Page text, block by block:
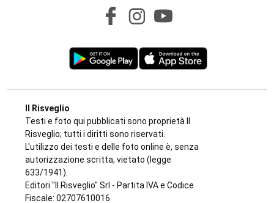
Il Risveglio
Testi e foto qui pubblicati sono proprietà Il
Risveglio; tutti i diritti sono riservati.
L'utilizzo dei testi e delle foto online è, senza
autorizzazione scritta, vietato (legge
633/1941).
Editori "Il Risveglio" Srl - Partita IVA e Codice
Fiscale: 02707610016